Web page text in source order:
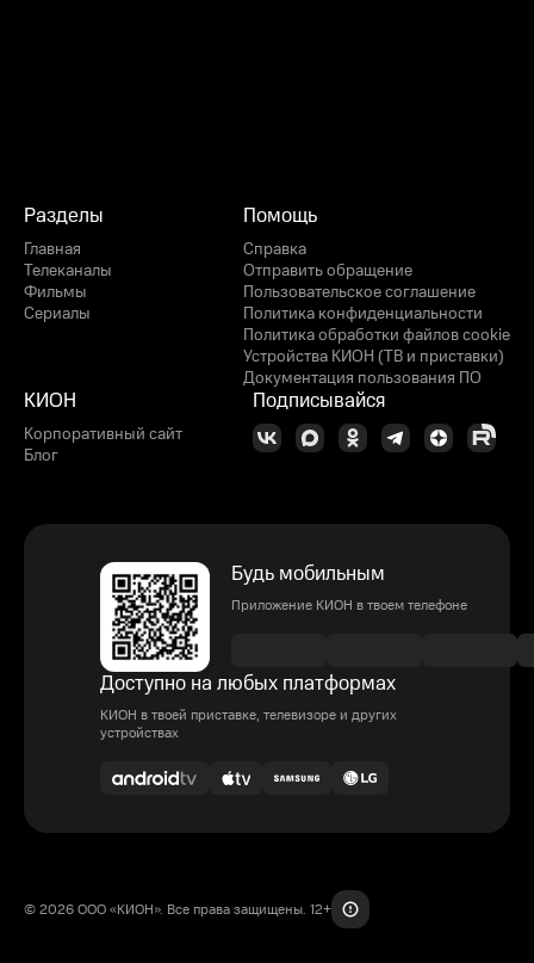
Разделы
Главная
Телеканалы
Фильмы
Сериалы
Помощь
Справка
Отправить обращение
Пользовательское соглашение
Политика конфиденциальности
Политика обработки файлов cookie
Устройства КИОН (ТВ и приставки)
Документация пользования ПО
КИОН
Корпоративный сайт
Блог
Подписывайся
Будь мобильным
Приложение КИОН в твоем телефоне
Доступно на любых платформах
КИОН в твоей приставке, телевизоре и других
устройствах
© 2026 ООО «КИОН». Все права защищены. 12+